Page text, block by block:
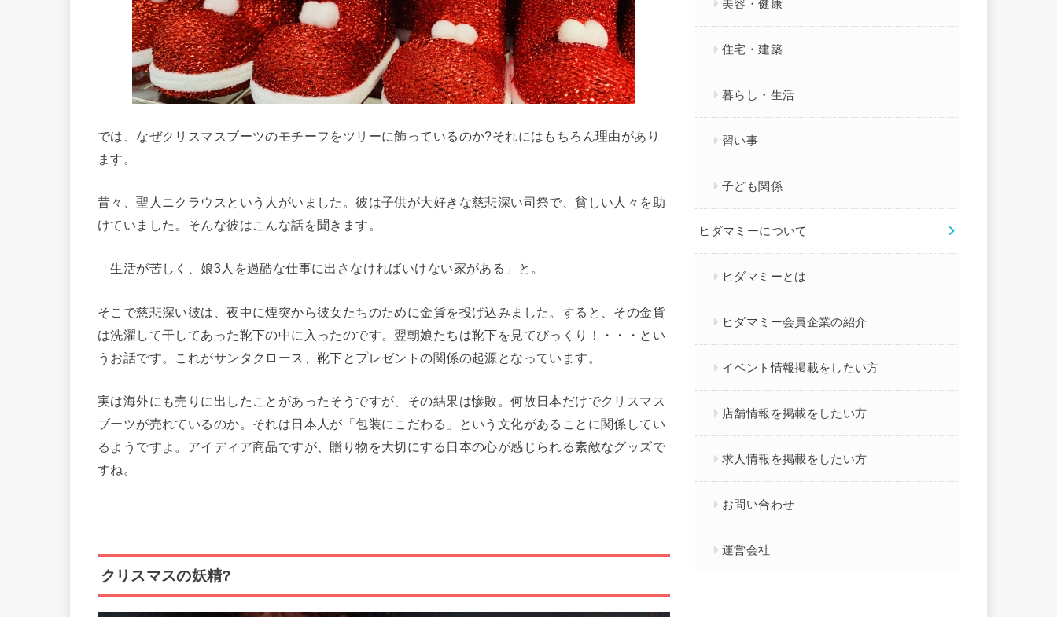
では、なぜクリスマスブーツのモチーフをツリーに飾っているのか?それにはもちろん理由があり
ます。
昔々、聖人ニクラウスという人がいました。彼は子供が大好きな慈悲深い司祭で、貧しい人々を助
けていました。そんな彼はこんな話を聞きます。
「生活が苦しく、娘3人を過酷な仕事に出さなければいけない家がある」と。
そこで慈悲深い彼は、夜中に煙突から彼女たちのために金貨を投げ込みました。すると、その金貨
は洗濯して干してあった靴下の中に入ったのです。翌朝娘たちは靴下を見てびっくり！・・・とい
うお話です。これがサンタクロース、靴下とプレゼントの関係の起源となっています。
実は海外にも売りに出したことがあったそうですが、その結果は惨敗。何故日本だけでクリスマス
ブーツが売れているのか。それは日本人が「包装にこだわる」という文化があることに関係してい
るようですよ。アイディア商品ですが、贈り物を大切にする日本の心が感じられる素敵なグッズで
すね。
クリスマスの妖精?
美容・健康
住宅・建築
暮らし・生活
習い事
子ども関係
ヒダマミーについて
ヒダマミーとは
ヒダマミー会員企業の紹介
イベント情報掲載をしたい方
店舗情報を掲載をしたい方
求人情報を掲載をしたい方
お問い合わせ
運営会社